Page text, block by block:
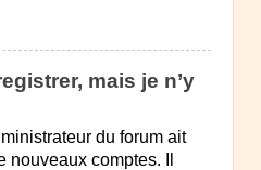
mais je n’y
du forum ait
comptes. Il